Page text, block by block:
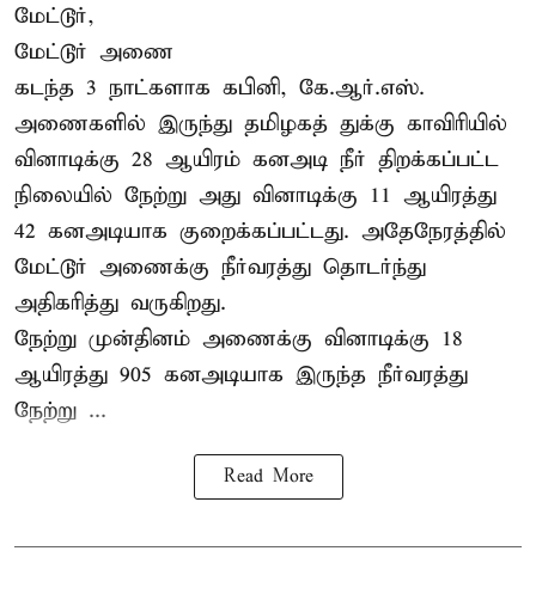
மேட்டூர்,
மேட்டூர் அணை
கடந்த 3 நாட்களாக கபினி, கே.ஆர்.எஸ்.
அணைகளில் இருந்து தமிழகத் துக்கு காவிரியில்
வினாடிக்கு 28 ஆயிரம் கனஅடி நீர் திறக்கப்பட்ட
நிலையில் நேற்று அது வினாடிக்கு 11 ஆயிரத்து
42 கனஅடியாக குறைக்கப்பட்டது. அதேநேரத்தில்
மேட்டூர் அணைக்கு நீர்வரத்து தொடர்ந்து
அதிகரித்து வருகிறது.
நேற்று முன்தினம் அணைக்கு வினாடிக்கு 18
ஆயிரத்து 905 கனஅடியாக இருந்த நீர்வரத்து
நேற்று ...
Read More